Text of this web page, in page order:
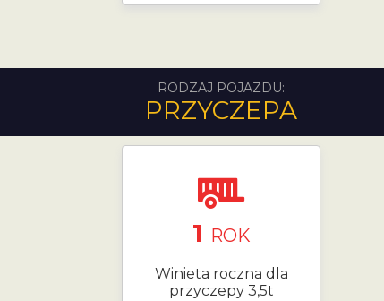
RODZAJ POJAZDU:
PRZYCZEPA
1 ROK
Winieta roczna dla
przyczepy 3,5t